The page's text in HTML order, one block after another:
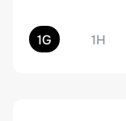
1G 1H